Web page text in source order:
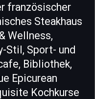
französischer
Steakhaus
Wellness,
Stil, Sport- und
Bibliothek,
Epicurean
Kochkurse